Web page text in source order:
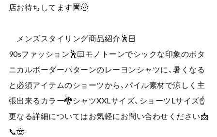
店お待ちしてます🈺🤠
メンズスタイリング商品紹介🕺🏻
90sファッション🕺🏻モノトーンでシックな印象のボタ
ニカルボーダーパターンのレーヨンシャツに、暑くなる
と必須アイテムのショーツから、パイル素材で涼しく主
張出来るカラー🐉シャツXXLサイズ、ショーツLサイズ☝️
更なる詳細についてはお気軽にお問い合わせください📩
📞🤠